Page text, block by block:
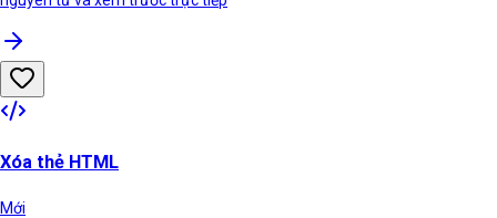
Xóa thẻ HTML
Mới